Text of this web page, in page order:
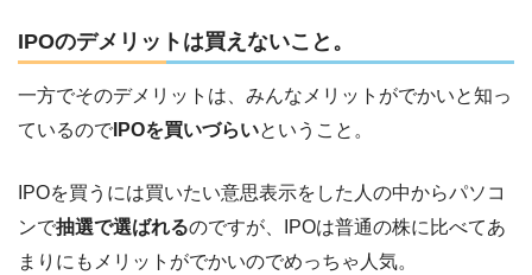
IPOのデメリットは買えないこと。
一方でそのデメリットは、みんなメリットがでかいと知っ
ているので IPOを買いづらいということ。
IPOを買うには買いたい意思表示をした人の中からパソコ
ンで抽選で選ばれるのですが、IPOは普通の株に比べてあ
まりにもメリットがでかいのでめっちゃ人気。